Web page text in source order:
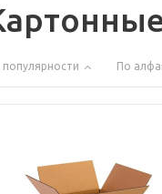
популярности По